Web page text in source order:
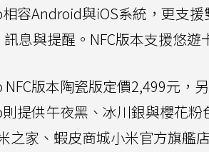
容Android與iOS系統，更支
息與提醒。NFC版本支援悠遊
版本陶瓷版定價2,499元，
提供午夜黑、冰川銀與櫻花
之家、蝦皮商城小米官方旗艦